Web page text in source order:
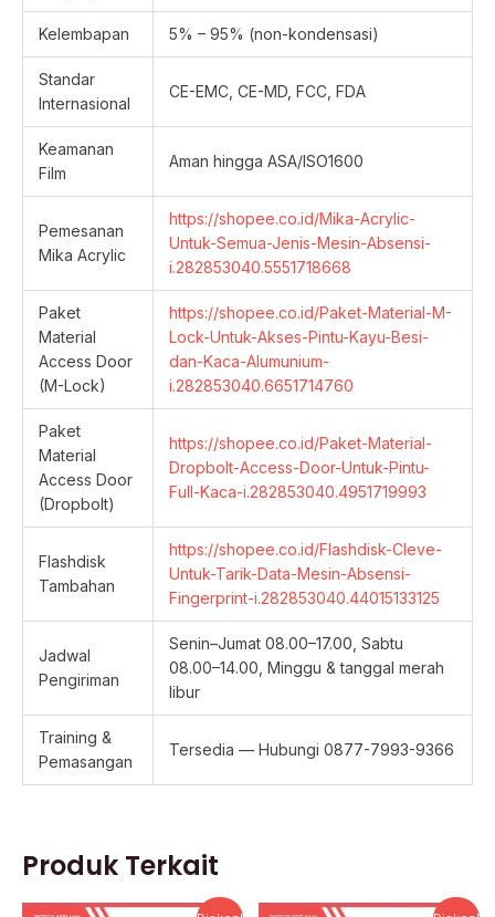
Kelembapan 5% – 95% (non-kondensasi)
Standar
Internasional
CE-EMC, CE-MD, FCC, FDA
Keamanan
Film
Aman hingga ASA/ISO1600
Pemesanan
Mika Acrylic
https://shopee.co.id/Mika-Acrylic-
Untuk-Semua-Jenis-Mesin-Absensi-
i.282853040.5551718668
Paket
Material
Access Door
(M-Lock)
https://shopee.co.id/Paket-Material-M-
Lock-Untuk-Akses-Pintu-Kayu-Besi-
dan-Kaca-Alumunium-
i.282853040.6651714760
Paket
Material
Access Door
(Dropbolt)
https://shopee.co.id/Paket-Material-
Dropbolt-Access-Door-Untuk-Pintu-
Full-Kaca-i.282853040.4951719993
Flashdisk
Tambahan
https://shopee.co.id/Flashdisk-Cleve-
Untuk-Tarik-Data-Mesin-Absensi-
Fingerprint-i.282853040.44015133125
Jadwal
Pengiriman
Senin–Jumat 08.00–17.00, Sabtu
08.00–14.00, Minggu & tanggal merah
libur
Training &
Pemasangan
Tersedia — Hubungi 0877-7993-9366
Produk Terkait
Harga
Harga
Harga
Harga